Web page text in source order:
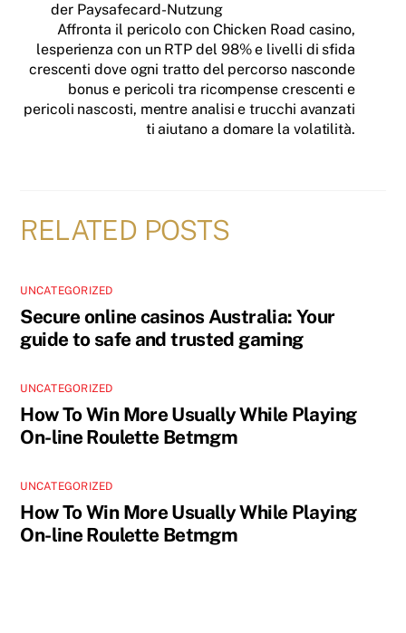
der Paysafecard-Nutzung
Affronta il pericolo con Chicken Road casino,
lesperienza con un RTP del 98% e livelli di sfida
crescenti dove ogni tratto del percorso nasconde
bonus e pericoli tra ricompense crescenti e
pericoli nascosti, mentre analisi e trucchi avanzati
ti aiutano a domare la volatilità.
RELATED POSTS
UNCATEGORIZED
Secure online casinos Australia: Your
guide to safe and trusted gaming
UNCATEGORIZED
How To Win More Usually While Playing
On-line Roulette Betmgm
UNCATEGORIZED
How To Win More Usually While Playing
On-line Roulette Betmgm